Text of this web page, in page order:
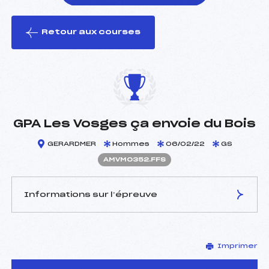
le ski
Retour aux courses
GPA Les Vosges ça envoie du Bois
GERARDMER Hommes 06/02/22 GS
AMVM0352.FFS
Informations sur l’épreuve
DODIN YVES (MV)
Arbitre :
CAEL DOMINIQUE (MV)
Imprimer